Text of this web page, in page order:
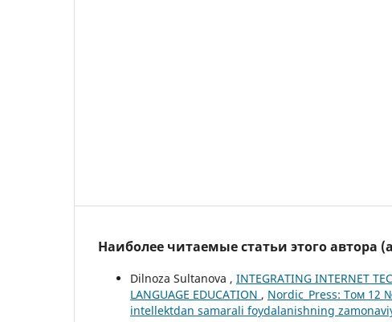
Наиболее читаемые статьи этого автора
Dilnoza Sultanova , INTEGRATING INTERNET
LANGUAGE EDUCATION , Nordic_Press: Том 12
intellektdan samarali foydalanishning